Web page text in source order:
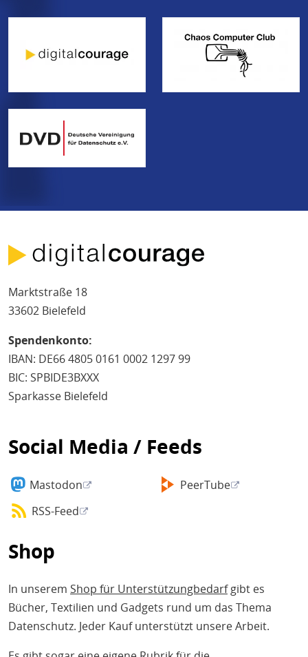
Marktstraße 18
33602 Bielefeld
Spendenkonto:
IBAN: DE66 4805 0161 0002 1297 99
BIC: SPBIDE3BXXX
Sparkasse Bielefeld
Social Media / Feeds
Mastodon
PeerTube
RSS-Feed
Shop
In unserem Shop für Unterstützungbedarfgibt es
Bücher, Textilien und Gadgets rund um das Thema
Datenschutz. Jeder Kauf unterstützt unsere Arbeit.